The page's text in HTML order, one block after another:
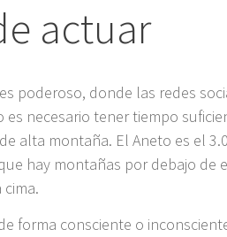
actuar
poderoso, donde las redes
necesario tener tiempo
alta montaña. El Aneto es el
hay montañas por debajo de
forma consciente o